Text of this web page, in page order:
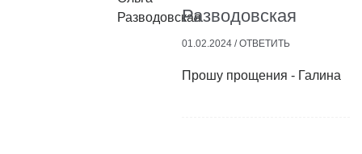
Разводовская
01.02.2024 /ОТВЕТИТЬ
Прошу прощения - Галина